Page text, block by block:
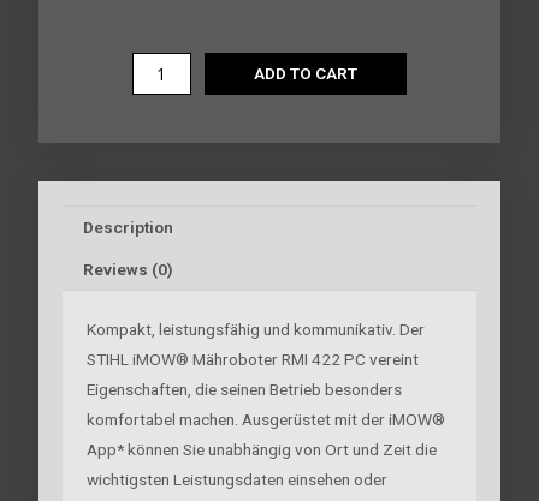
ADD TO CART
Description
Reviews (0)
Kompakt, leistungsfähig und kommunikativ. Der
STIHL iMOW® Mähroboter RMI 422 PC vereint
Eigenschaften, die seinen Betrieb besonders
komfortabel machen. Ausgerüstet mit der iMOW®
App* können Sie unabhängig von Ort und Zeit die
wichtigsten Leistungsdaten einsehen oder